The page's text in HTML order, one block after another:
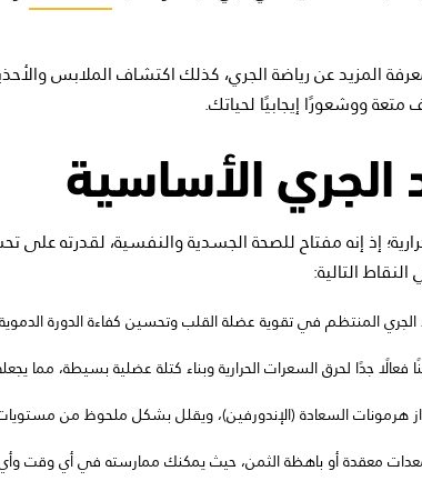
المزيد عن رياضة الجري، كذلك اكتشاف الملابس
ووشعورًا إيجابيًا لحياتك.
الجري الأساسية
إذ إنه مفتاح للصحة الجسدية والنفسية، لقدرته
التالية:
المنتظم في تقوية عضلة القلب وتحسين كفاءة الدورة
فعالًا جدًا لحرق السعرات الحرارية وبناء كتلة عضلية بسيطة، مما
هرمونات السعادة (الإندورفين)، ويقلل بشكل ملحوظ من مستويات
معقدة أو باهظة الثمن، حيث يمكنك ممارسته في أي وقت